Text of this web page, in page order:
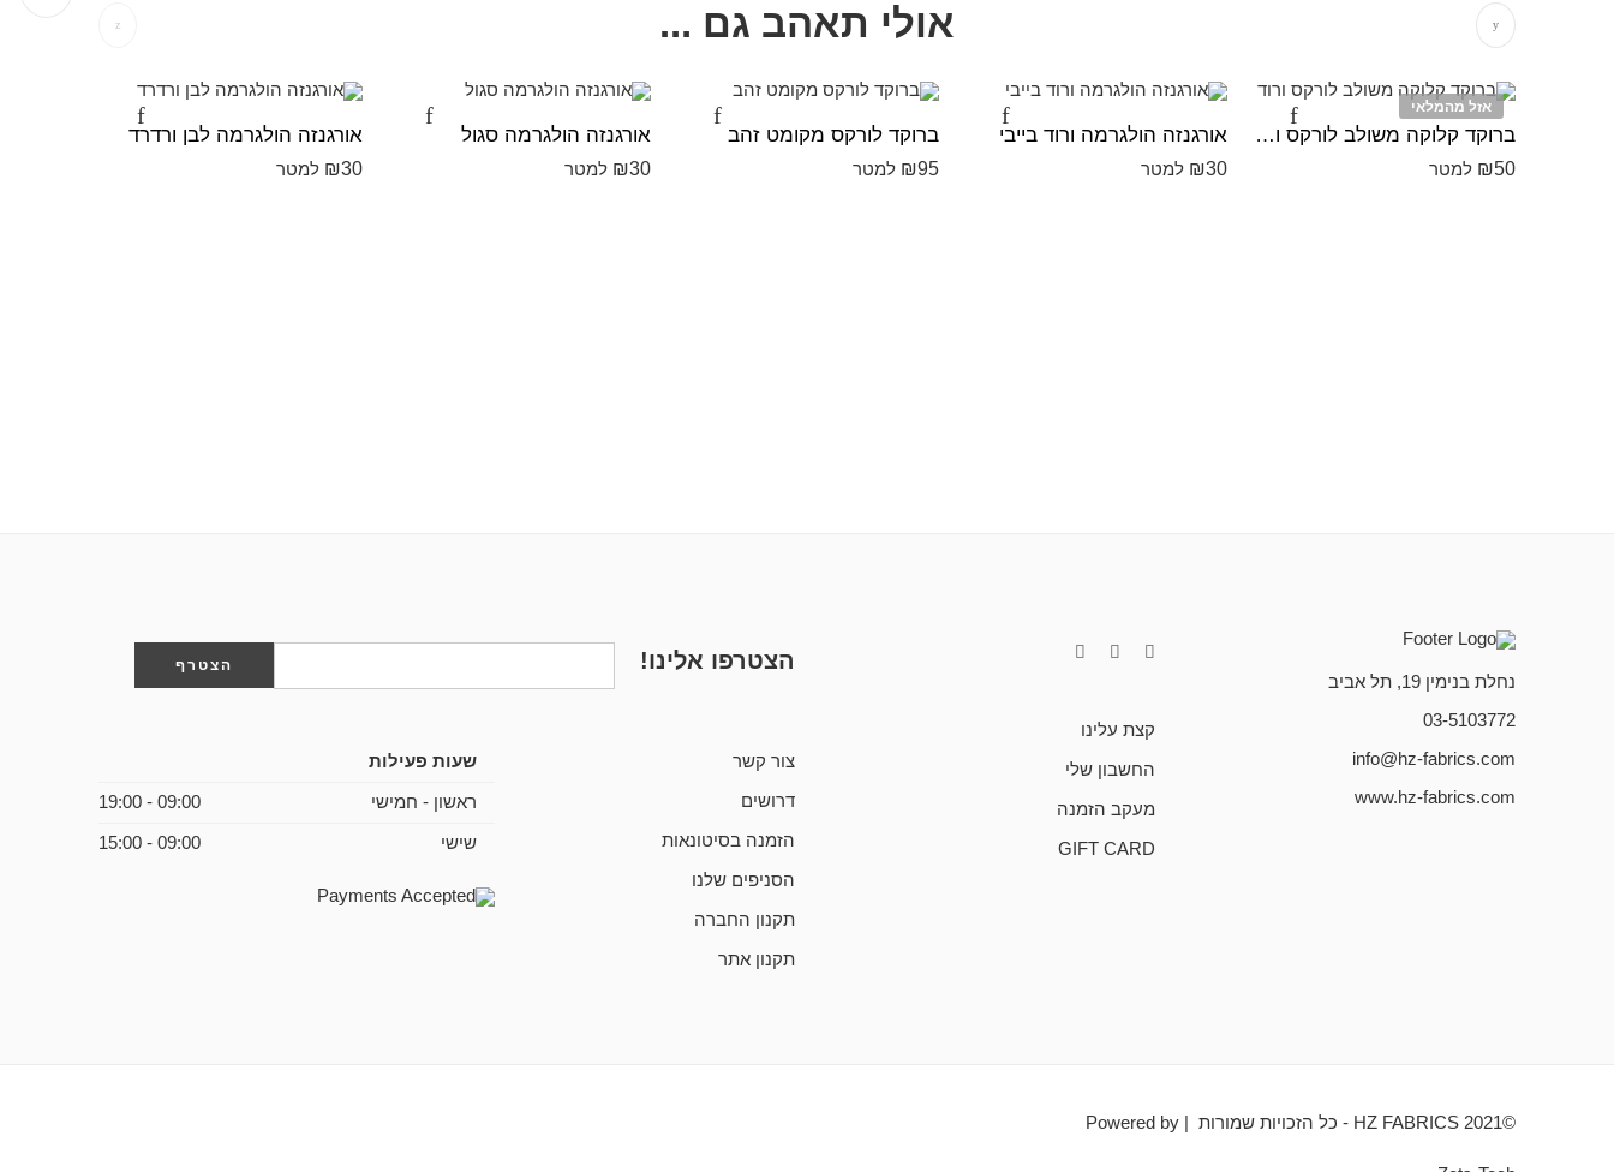
אולי תאהב גם ...
אזל מהמלאי
ברוקד קלוקה משולב לורקס ורוד
₪50 למטר
אורגנזה הולגרמה ורוד בייבי
₪30 למטר
ברוקד לורקס מקומט זהב
₪95 למטר
אורגנזה הולגרמה סגול
₪30 למטר
אורגנזה הולגרמה לבן ורדרד
₪30 למטר
נחלת בנימין 19, תל אביב
03-5103772
info@hz-fabrics.com
www.hz-fabrics.com
קצת עלינו
החשבון שלי
מעקב הזמנה
GIFT CARD
הצטרפו אלינו!
צור קשר
דרושים
הזמנה בסיטונאות
הסניפים שלנו
תקנון החברה
תקנון אתר
שעות פעילות
ראשון - חמישי 09:00 - 19:00
שישי 09:00 - 15:00
©HZ FABRICS 2021 - כל הזכויות שמורות | Powered by